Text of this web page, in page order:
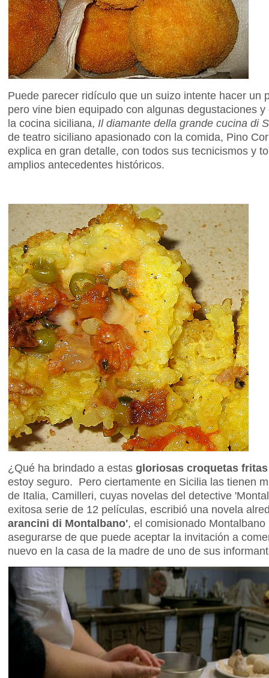
Puede parecer ridículo que un suizo intente hacer un
pero vine bien equipado con algunas degustaciones
la cocina siciliana, Il diamante della grande cucina di
de teatro siciliano apasionado con la comida, Pino
explica en gran detalle, con todos sus tecnicismos y
amplios antecedentes históricos.
¿Qué ha brindado a estas gloriosas croquetas
estoy seguro. Pero ciertamente en Sicilia las tienen
de Italia, Camilleri, cuyas novelas del detective
exitosa serie de 12 películas, escribió una novela
arancini di Montalbano', el comisionado
asegurarse de que puede aceptar la invitación a
nuevo en la casa de la madre de uno de sus